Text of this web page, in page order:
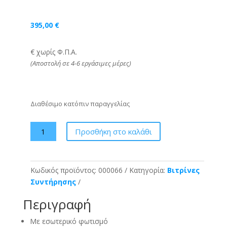
395,00 €
€ χωρίς Φ.Π.Α.
(Αποστολή σε 4-6 εργάσιμες μέρες)
Διαθέσιμο κατόπιν παραγγελίας
Mini
Cooler
Μαύρο
ποσότητα
Προσθήκη στο καλάθι
Κωδικός προϊόντος: 000066 Κατηγορία: Βιτρίνες
Συντήρησης
Περιγραφή
Με εσωτερικό φωτισμό